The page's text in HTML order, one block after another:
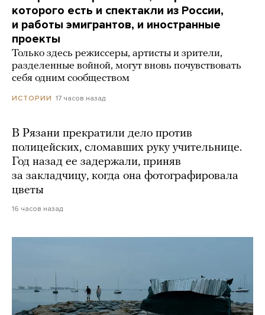
которого есть и спектакли из России,
и работы эмигрантов, и иностранные
проекты
Только здесь режиссеры, артисты и зрители,
разделенные войной, могут вновь почувствовать
себя одним сообществом
ИСТОРИИ 17 часов назад
В Рязани прекратили дело против
полицейских, сломавших руку учительнице.
Год назад ее задержали, приняв
за закладчицу, когда она фотографировала
цветы
16 часов назад